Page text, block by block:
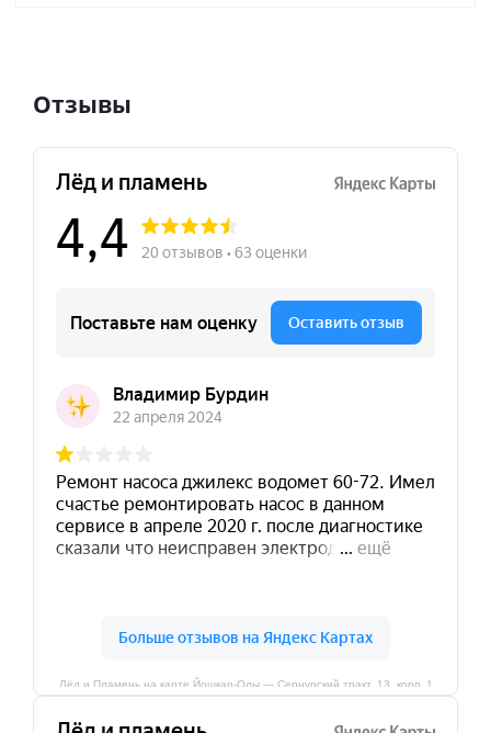
Отзывы
Лёд и Пламень на карте Йошкар‑Олы — Сернурский тракт, 13, корп. 1